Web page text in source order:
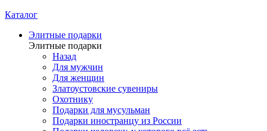
Каталог
Элитные подарки
Элитные подарки
Назад
Для мужчин
Для женщин
Златоустовские сувениры
Охотнику
Подарки для мусульман
Подарки иностранцу из России